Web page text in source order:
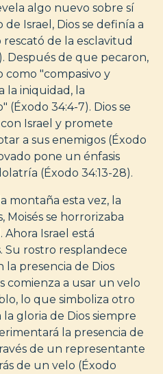
algo nuevo sobre sí
Israel, Dios se definía a
de la esclavitud
Después de que pecaron,
como "compasivo y
la iniquidad, la
(Éxodo 34:4-7). Dios se
Israel y promete
a sus enemigos (Éxodo
pone un énfasis
(Éxodo 34:13-28).
montaña esta vez, la
Moisés se horrorizaba
Israel está
Su rostro resplandece
la presencia de Dios
comienza a usar un velo
lo que simboliza otro
gloria de Dios siempre
la presencia de
de un representante
de un velo (Éxodo